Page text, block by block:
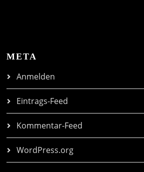
META
Anmelden
Eintrags-Feed
Kommentar-Feed
WordPress.org